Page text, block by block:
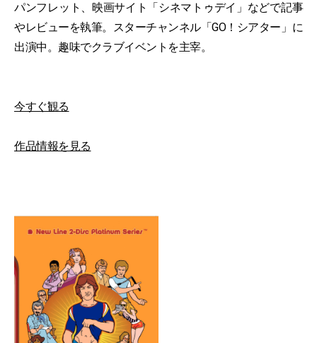
パンフレット、映画サイト「シネマトゥデイ」などで記事
やレビューを執筆。スターチャンネル「GO！シアター」に
出演中。趣味でクラブイベントを主宰。
今すぐ観る
作品情報を見る